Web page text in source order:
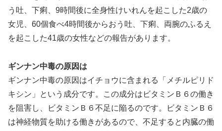
う吐、下痢、9時間後に全身性けいれんを起こした2歳の
女児、60個食べ4時間後からおう吐、下痢、両腕のふるえ
を起こした41歳の女性などの報告があります。
ギンナン中毒の原因は
ギンナン中毒の原因はイチョウに含まれる「メチルピリド
キシン」という成分です。この成分はビタミンＢ６の働き
を阻害し、ビタミンＢ６不足に陥るのです。ビタミンＢ６
は神経物質を助ける働きがあるので、不足すると内臓の働